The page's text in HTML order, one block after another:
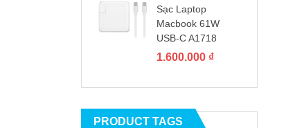
Sạc Laptop
Macbook 61W
USB-C A1718
1.600.000 ₫
PRODUCT TAGS